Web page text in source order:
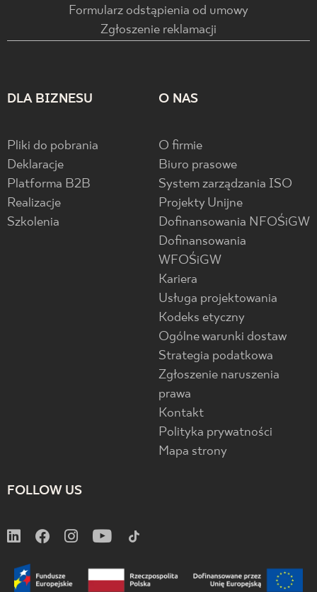
Formularz odstąpienia od umowy
Zgłoszenie reklamacji
DLA BIZNESU
Pliki do pobrania
Deklaracje
Platforma B2B
Realizacje
Szkolenia
O NAS
O firmie
Biuro prasowe
System zarządzania ISO
Projekty Unijne
Dofinansowania NFOŚiGW
Dofinansowania
WFOŚiGW
Kariera
Usługa projektowania
Kodeks etyczny
Ogólne warunki dostaw
Strategia podatkowa
Zgłoszenie naruszenia
prawa
Kontakt
Polityka prywatności
Mapa strony
FOLLOW US